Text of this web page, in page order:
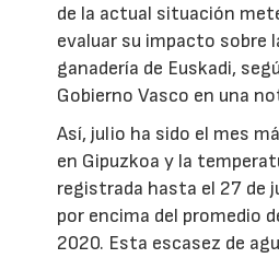
de la actual situación
evaluar su impacto sobre
ganadería de Euskadi,
Gobierno Vasco en una
Así, julio ha sido el mes
en Gipuzkoa y la
registrada hasta el 27 de
por encima del promedio
2020. Esta escasez de